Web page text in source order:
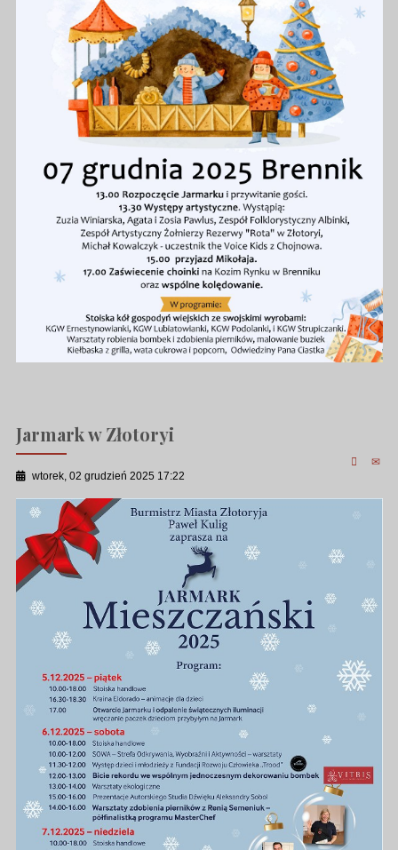
Jarmark w Złotoryi
wtorek, 02 grudzień 2025 17:22